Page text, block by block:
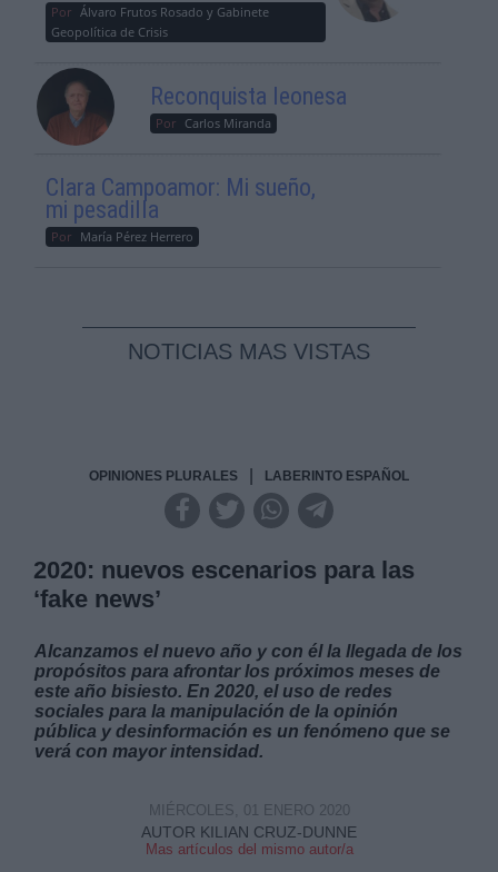
Por Álvaro Frutos Rosado y Gabinete
Geopolítica de Crisis
Reconquista leonesa
Por Carlos Miranda
Clara Campoamor: Mi sueño,
mi pesadilla
Por María Pérez Herrero
NOTICIAS MAS VISTAS
OPINIONES PLURALES LABERINTO ESPAÑOL
2020: nuevos escenarios para las
‘fake news’
Alcanzamos el nuevo año y con él la llegada de los
propósitos para afrontar los próximos meses de
este año bisiesto. En 2020, el uso de redes
sociales para la manipulación de la opinión
pública y desinformación es un fenómeno que se
verá con mayor intensidad.
AUTOR KILIAN CRUZ-DUNNE
Mas artículos del mismo autor/a
MIÉRCOLES, 01 ENERO 2020